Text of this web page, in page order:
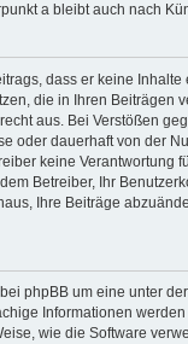
a bleibt auch nach
dass er keine
die in Ihren Beiträgen
aus. Bei Verstößen
oder dauerhaft von der
keine Verantwortung
Betreiber, Ihr
Ihre Beiträge
phpBB um eine unter der
Informationen
wie die Software